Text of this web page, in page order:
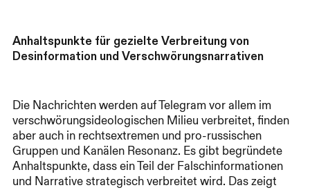
Anhaltspunkte für gezielte Verbreitung von
Desinformation und Verschwörungsnarrativen
Die Nachrichten werden auf Telegram vor allem im
verschwörungsideologischen Milieu verbreitet, finden
aber auch in rechtsextremen und pro-russischen
Gruppen und Kanälen Resonanz. Es gibt begründete
Anhaltspunkte, dass ein Teil der Falschinformationen
und Narrative strategisch verbreitet wird. Das zeigt